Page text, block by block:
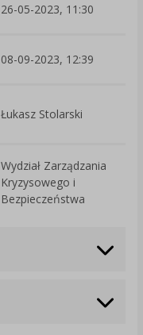
26-05-2023, 11:30
08-09-2023, 12:39
Łukasz Stolarski
Wydział Zarządzania
Kryzysowego i
Bezpieczeństwa